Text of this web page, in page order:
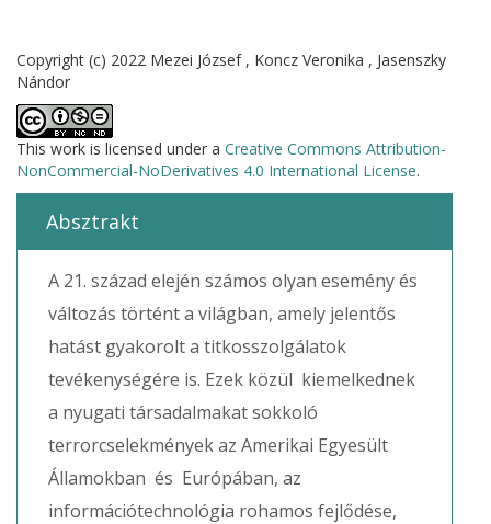
Copyright (c) 2022 Mezei József , Koncz Veronika , Jasenszky
Nándor
This work is licensed under a Creative Commons Attribution-
NonCommercial-NoDerivatives 4.0 International License.
Absztrakt
A 21. század elején számos olyan esemény és
változás történt a világban, amely jelentős
hatást gyakorolt a titkosszolgálatok
tevékenységére is. Ezek közül kiemelkednek
a nyugati társadalmakat sokkoló
terrorcselekmények az Amerikai Egyesült
Államokban és Európában, az
információtechnológia rohamos fejlődése,